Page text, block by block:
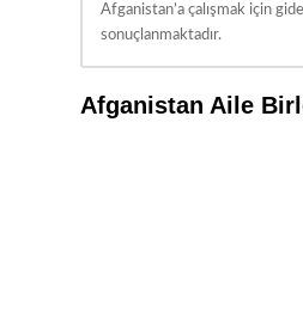
Afganistan’a çalışmak için
sonuçlanmaktadır.
Afganistan Aile